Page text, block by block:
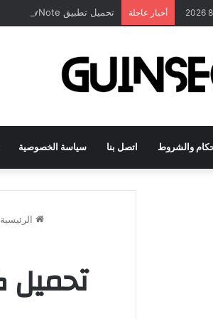
أخبار عاجلة تحميل تطبيق DrawNote مهكر 2026 النسخة المدفوعة للأندرويد مجاناً
والشروط اتصل بنا سياسة الخصوصية
الرئيسية